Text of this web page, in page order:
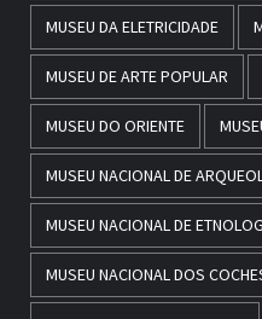
MUSEU DA ELETRICIDADE
MUSEU DE ARTE POPULAR
MUSEU DO ORIENTE
MUSEU NACIONAL DE
MUSEU NACIONAL DE
MUSEU NACIONAL DOS